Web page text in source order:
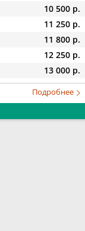
10 500 р.
11 250 р.
11 800 р.
12 250 р.
13 000 р.
Подробнее